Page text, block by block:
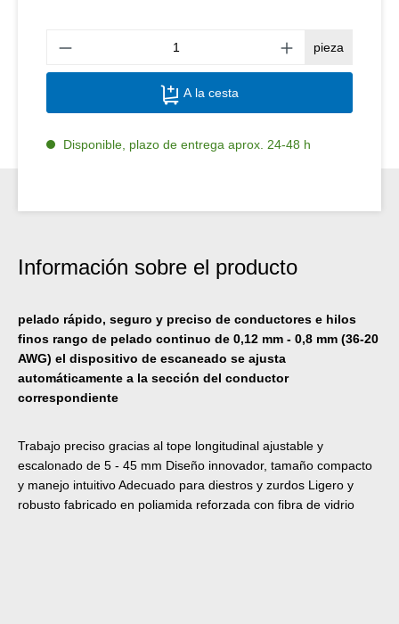
pieza
A la cesta
Disponible, plazo de entrega aprox. 24-48 h
Información sobre el producto
pelado rápido, seguro y preciso de conductores e hilos
finos rango de pelado continuo de 0,12 mm - 0,8 mm (36-20
AWG) el dispositivo de escaneado se ajusta
automáticamente a la sección del conductor
correspondiente
Trabajo preciso gracias al tope longitudinal ajustable y
escalonado de 5 - 45 mm Diseño innovador, tamaño compacto
y manejo intuitivo Adecuado para diestros y zurdos Ligero y
robusto fabricado en poliamida reforzada con fibra de vidrio